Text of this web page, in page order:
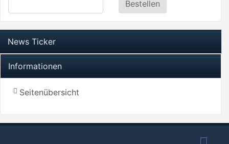
News Ticker
Informationen
Seitenübersicht